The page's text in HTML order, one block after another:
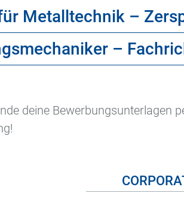
Metalltechnik –
–
deine Bewerbungsunterlagen